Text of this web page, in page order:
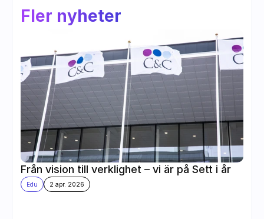
Fler nyheter
Från vision till verklighet – vi är på Sett i år
Edu 2 apr. 2026